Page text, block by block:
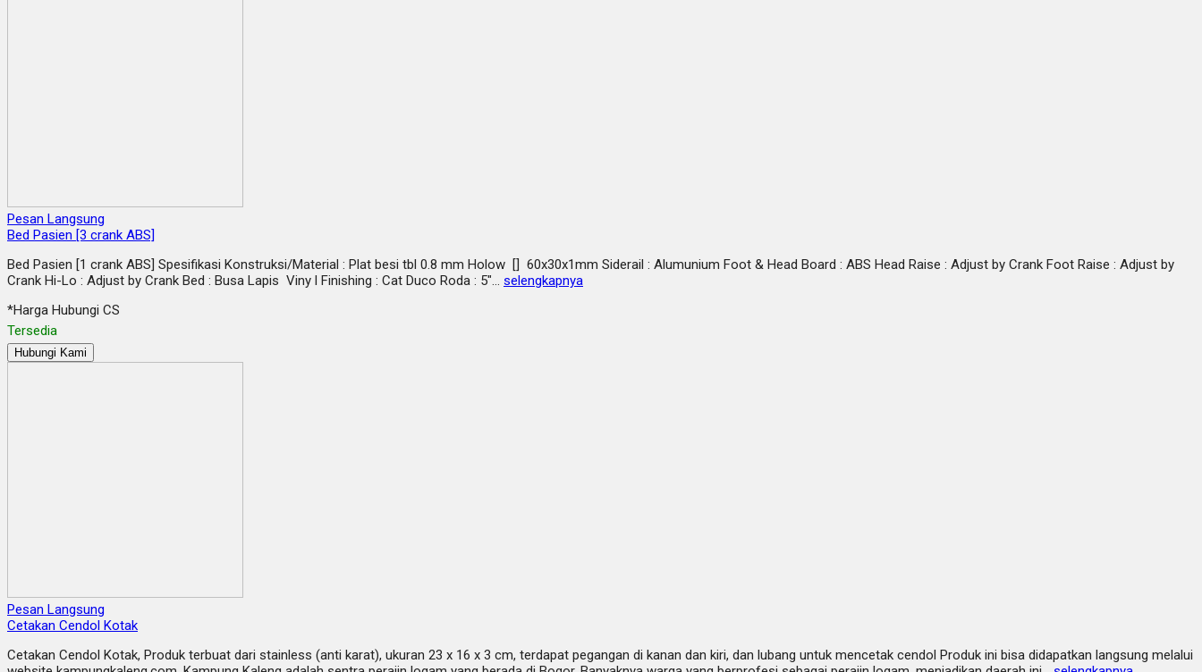
Pesan Langsung
Bed Pasien [3 crank ABS]
Bed Pasien [1 crank ABS] Spesifikasi Konstruksi/Material : Plat besi tbl 0.8 mm Holow [] 60x30x1mm Siderail : Alumunium Foot & Head Board : ABS Head Raise : Adjust by Crank Foot Raise : Adjust by
Crank Hi-Lo : Adjust by Crank Bed : Busa Lapis Viny l Finishing : Cat Duco Roda : 5″… selengkapnya
*Harga Hubungi CS
Tersedia
Hubungi Kami
Pesan Langsung
Cetakan Cendol Kotak
Cetakan Cendol Kotak, Produk terbuat dari stainless (anti karat), ukuran 23 x 16 x 3 cm, terdapat pegangan di kanan dan kiri, dan lubang untuk mencetak cendol Produk ini bisa didapatkan langsung melalui